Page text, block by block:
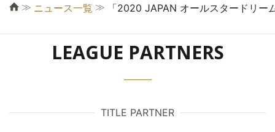
≫ ニュース一覧 ≫ 「2020 JAPAN オールスタードリ
LEAGUE PARTNERS
TITLE PARTNER